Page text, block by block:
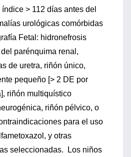
> 112 días antes del
urológicas comórbidas
Fetal: hidronefrosis
parénquima renal,
de uretra, riñón único,
pequeño [> 2 DE por
riñón multiquístico
riñón pélvico, o
para el uso
y otras
seleccionadas. Los niños